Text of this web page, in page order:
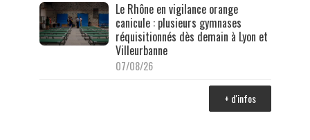
Le Rhône en vigilance orange
canicule : plusieurs gymnases
réquisitionnés dès demain à Lyon et
Villeurbanne
07/08/26
+ d'infos